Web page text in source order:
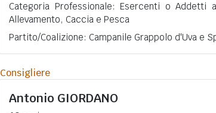
Categoria Professionale: Esercenti o
Allevamento, Caccia e Pesca
Partito/Coalizione: Campanile Grappolo d'Uva e
Consigliere
Antonio GIORDANO